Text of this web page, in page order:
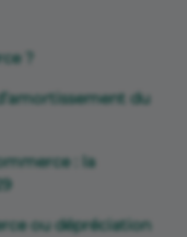
?
du
: la
ou dépréciation